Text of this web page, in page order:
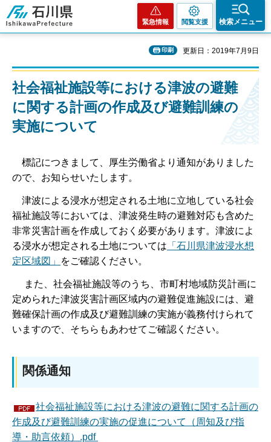
石川県
緊急情報 閲覧支援 検索メニュー
印刷 更新日：2019年7月9日
社会福祉施設等における津波の避難
に関する計画の作成及び避難訓練の
実施について
標記につきまして、厚生労働省より通知がありました
ので、お知らせいたします。
津波による浸水が想定される土地に立地している社会
福祉施設等においては、津波発生時の避難対応も含めた
非常災害計画を作成しておく必要があります。津波によ
る浸水が想定される土地については 「石川県津波浸水想
定区域図」
をご確認ください。
また、社会福祉施設等のうち、市町村地域防災計画に
定められた津波災害計画区域内の避難促進施設には、避
難確保計画の作成及び避難訓練の実施が義務付けられて
いますので、そちらもあわせてご確認ください。
関係通知
社会福祉施設等における津波の避難に関する計画の
作成及び避難訓練の実施の促進について（周知及び指
導・助言依頼）.pdf